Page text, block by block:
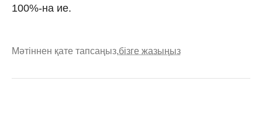
100%-на ие.
Мәтіннен қате тапсаңыз,бізге жазыңыз